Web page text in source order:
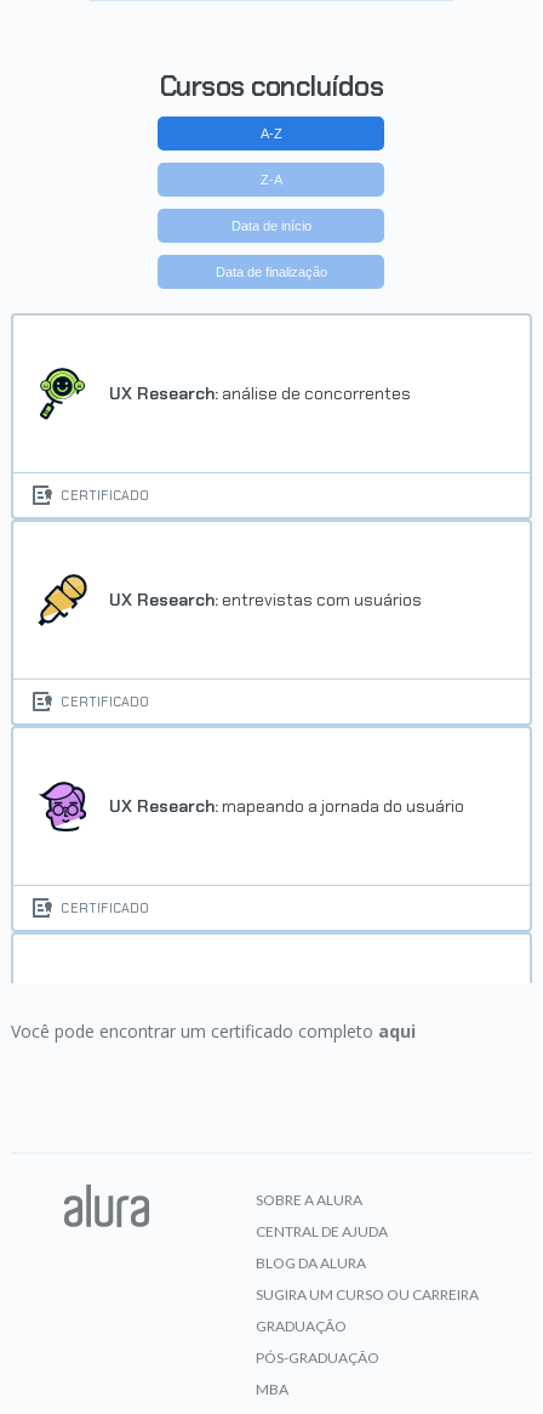
Cursos concluídos
A-Z
Z-A
Data de início
Data de finalização
UX Research: análise de concorrentes
CERTIFICADO
UX Research: entrevistas com usuários
CERTIFICADO
UX Research: mapeando a jornada do usuário
CERTIFICADO
Você pode encontrar um certificado completo aqui
SOBRE A ALURA
CENTRAL DE AJUDA
BLOG DA ALURA
SUGIRA UM CURSO OU CARREIRA
GRADUAÇÃO
PÓS-GRADUAÇÃO
MBA